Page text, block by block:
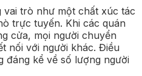
vai trò như một chất xúc tác
trực tuyến. Khi các quán
cửa, mọi người chuyển
nối với người khác. Điều
đáng kể về số lượng người